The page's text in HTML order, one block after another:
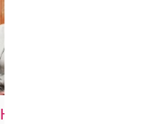
Hedi